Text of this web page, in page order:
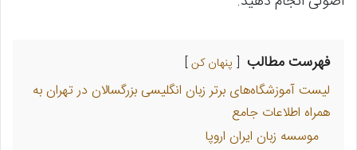
فهرست مطالب پنهان کن
لیست آموزشگاه‌های برتر زبان انگلیسی بزرگسالان در تهران به
همراه اطلاعات جامع
موسسه زبان ایران اروپا